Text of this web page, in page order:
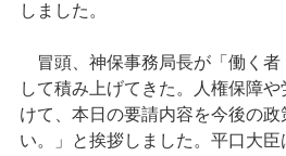
しました。
冒頭、神保事務局長が「働く者
して積み上げてきた。人権保障
けて、本日の要請内容を今後の
い。」と挨拶しました。平口大